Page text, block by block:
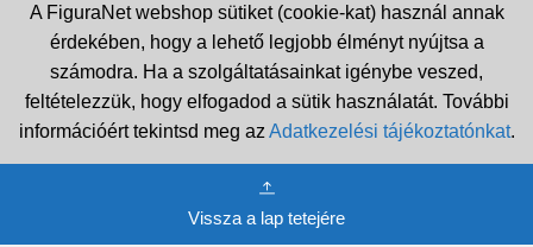
A FiguraNet webshop sütiket (cookie-kat) használ annak
érdekében, hogy a lehető legjobb élményt nyújtsa a
számodra. Ha a szolgáltatásainkat igénybe veszed,
feltételezzük, hogy elfogadod a sütik használatát. További
információért tekintsd meg az Adatkezelési tájékoztatónkat.
Vissza a lap tetejére